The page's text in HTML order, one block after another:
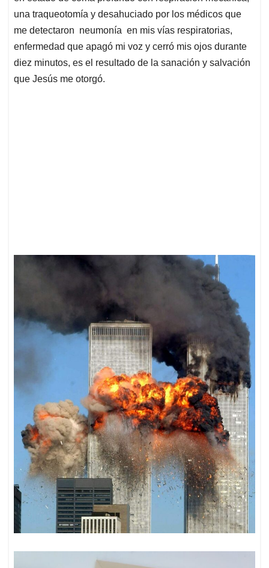
una traqueotomía y desahuciado por los médicos que
me detectaron neumonía en mis vías respiratorias,
enfermedad que apagó mi voz y cerró mis ojos durante
diez minutos, es el resultado de la sanación y salvación
que Jesús me otorgó.